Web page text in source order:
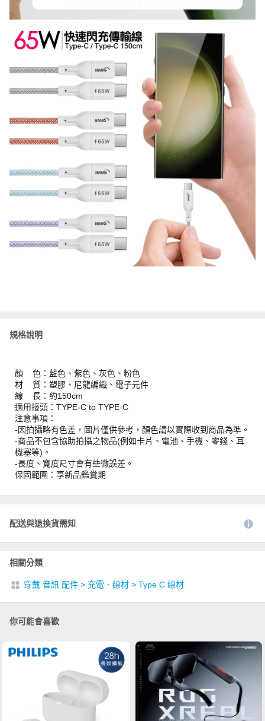
規格說明
顏 色：藍色、紫色、灰色、粉色
材 質：塑膠、尼龍編織、電子元件
線 長：約150cm
適用接頭：TYPE-C to TYPE-C
注意事項：
-因拍攝略有色差，圖片僅供參考，顏色請以實際收到商品為準。
-商品不包含協助拍攝之物品(例如卡片、電池、手機、零錢、耳
機塞等)。
-長度、寬度尺寸會有些微誤差。
保固範圍：享新品鑑賞期
配送與退換貨需知
相關分類
穿戴 音訊 配件 > 充電．線材 > Type C 線材
你可能會喜歡